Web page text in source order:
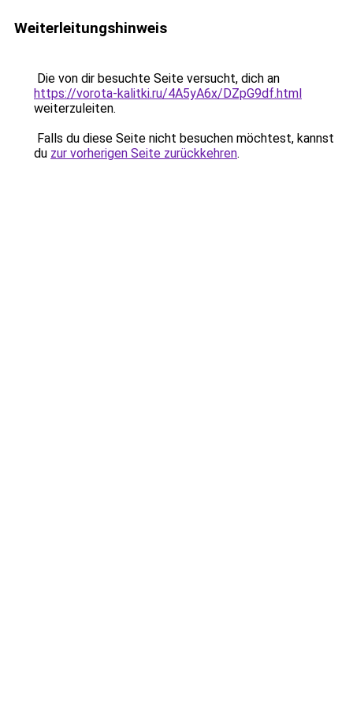
Weiterleitungshinweis
Die von dir besuchte Seite versucht, dich an
https://vorota-kalitki.ru/4A5yA6x/DZpG9df.html
weiterzuleiten.
Falls du diese Seite nicht besuchen möchtest, kannst
du zur vorherigen Seite zurückkehren.